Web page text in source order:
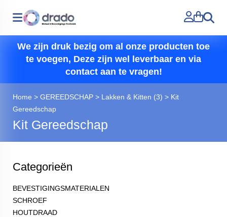
Zoeken
We zijn druk bezig om al onze producten toe
te voegen, Deze zijn wel leverbaar en via
contact aan te vragen!
Home > GEREEDSCHAP > Lakken & Kitten (3) > Kit
Gereedschap
Kit Gereedschap
Categorieën
BEVESTIGINGSMATERIALEN
SCHROEF
HOUTDRAAD